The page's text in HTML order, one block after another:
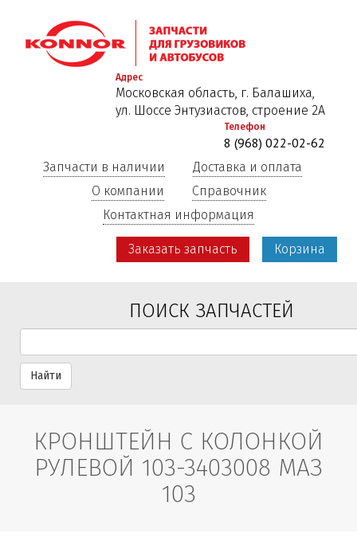
к
основному
Адрес
Московская область, г. Балашиха,
ул. Шоссе Энтузиастов, строение 2А
Телефон
8 (968) 022-02-62
Запчасти в наличии
Доставка и оплата
О компании
Справочник
Контактная информация
Заказать запчасть Корзина
ПОИСК ЗАПЧАСТЕЙ
Найти
КРОНШТЕЙН С КОЛОНКОЙ
РУЛЕВОЙ 103-3403008 МАЗ
103